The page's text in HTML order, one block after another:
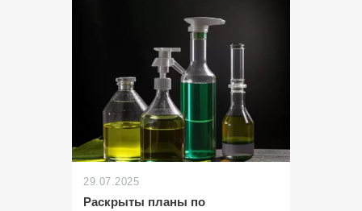
29.07.2025
Раскрыты планы по